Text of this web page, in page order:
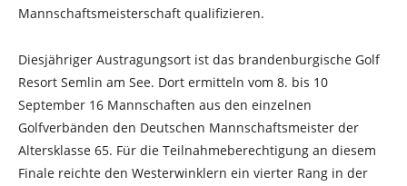
Mannschaftsmeisterschaft qualifizieren.
Diesjähriger Austragungsort ist das brandenburgische Golf
Resort Semlin am See. Dort ermitteln vom 8. bis 10
September 16 Mannschaften aus den einzelnen
Golfverbänden den Deutschen Mannschaftsmeister der
Altersklasse 65. Für die Teilnahmeberechtigung an diesem
Finale reichte den Westerwinklern ein vierter Rang in der